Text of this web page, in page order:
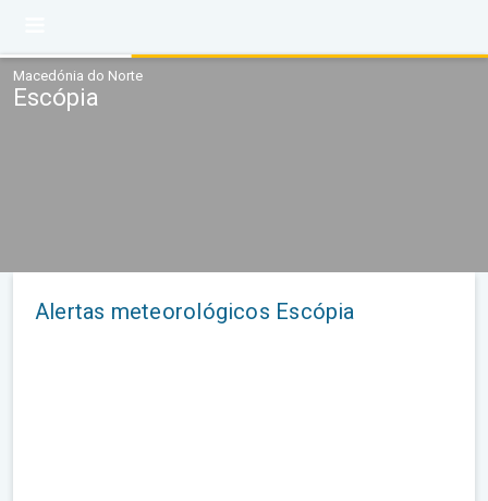
Macedónia do Norte
Escópia
Alertas meteorológicos Escópia